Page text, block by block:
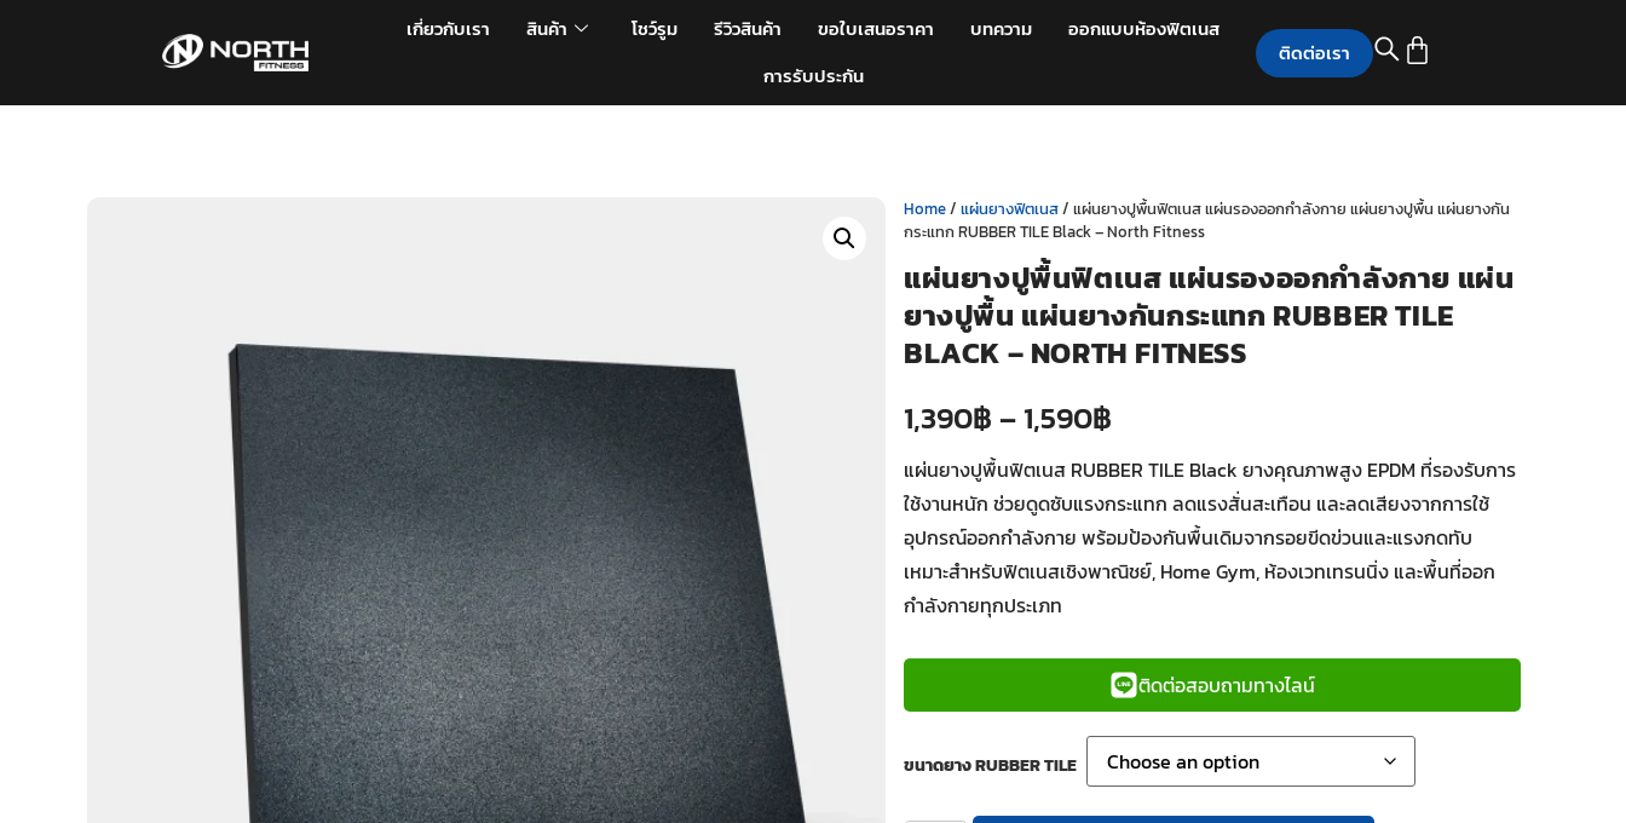
เกี่ยวกับเรา สินค้า โชว์รูม รีวิวสินค้า ขอใบเสนอราคา บทความ
ออกแบบห้องฟิตเนส
การรับประกัน
ติดต่อเรา
Home/ แผ่นยางฟิตเนส/ แผ่นยางปูพื้นฟิตเนส แผ่นรองออกกำลังกาย แผ่นยางปูพื้น แผ่นยางกัน
กระแทก RUBBER TILE Black – North Fitness
แผ่นยางปูพื้นฟิตเนส แผ่นรองออกกำลังกาย แผ่น
ยางปูพื้น แผ่นยางกันกระแทก RUBBER TILE
BLACK – NORTH FITNESS
1,390฿ –1,590฿
แผ่นยางปูพื้นฟิตเนส RUBBER TILE Black ยางคุณภาพสูง EPDM ที่รองรับการ
ใช้งานหนัก ช่วยดูดซับแรงกระแทก ลดแรงสั่นสะเทือน และลดเสียงจากการใช้
อุปกรณ์ออกกำลังกาย พร้อมป้องกันพื้นเดิมจากรอยขีดข่วนและแรงกดทับ
เหมาะสำหรับฟิตเนสเชิงพาณิชย์, Home Gym, ห้องเวทเทรนนิ่ง และพื้นที่ออก
กำลังกายทุกประเภท
ติดต่อสอบถามทางไลน์
ขนาดยาง RUBBER TILE